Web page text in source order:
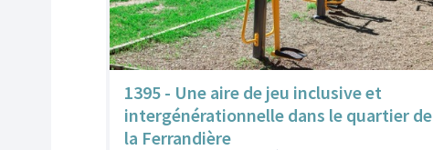
1395 - Une aire de jeu inclusive et
intergénérationnelle dans le quartier de
la Ferrandière